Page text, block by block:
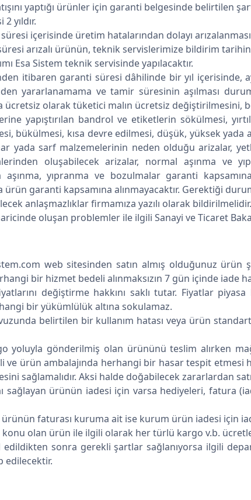
yaptığı ürünler için garanti belgesinde belirtilen
yıldır.
içerisinde üretim hatalarından dolayı
arızalı ürünün, teknik servislerimize bildirim
Esa Sistem teknik servisinde yapılacaktır.
itibaren garanti süresi dâhilinde bir yıl içerisinde,
yararlanamama ve tamir süresinin aşılması
ücretsiz olarak tüketici malın ücretsiz değiştirilmesini,
yapıştırılan bandrol ve etiketlerin sökülmesi,
bükülmesi, kısa devre edilmesi, düşük, yüksek
yada sarf malzemelerinin neden olduğu arizalar,
oluşabilecek arizalar, normal aşınma ve
aşınma, yıpranma ve bozulmalar garanti
ürün garanti kapsamına alınmayacaktır. Gerektiği
anlaşmazlıklar firmamıza yazılı olarak bildirilmelidir.
oluşan problemler ile ilgili Sanayi ve Ticaret
web sitesinden satın almış olduğunuz
bir hizmet bedeli alınmaksızın 7 gün içinde iade
değiştirme hakkını saklı tutar. Fiyatlar
bir yükümlülük altına sokulamaz.
belirtilen bir kullanım hatası veya ürün
yoluyla gönderilmiş olan ürününü teslim alırken
ve ürün ambalajında herhangi bir hasar tespit
sağlamalıdır. Aksi halde doğabilecek zararlardan
sağlayan ürünün iadesi için varsa hediyeleri, fatura
faturası kuruma ait ise kurum ürün iadesi için
konu olan ürün ile ilgili olarak her türlü kargo v.b.
sonra gerekli şartlar sağlanıyorsa ilgili
edilecektir.